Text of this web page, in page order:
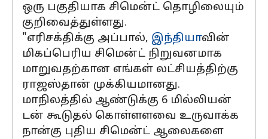
ஒரு பகுதியாக சிமென்ட் தொழிலையும்
குறிவைத்துள்ளது.
"எரிசக்திக்கு அப்பால், இந்தியாவின்
மிகப்பெரிய சிமென்ட் நிறுவனமாக
மாறுவதற்கான எங்கள் லட்சியத்திற்கு
ராஜஸ்தான் முக்கியமானது.
மாநிலத்தில் ஆண்டுக்கு 6 மில்லியன்
டன் கூடுதல் கொள்ளளவை உருவாக்க
நான்கு புதிய சிமென்ட் ஆலைகளை